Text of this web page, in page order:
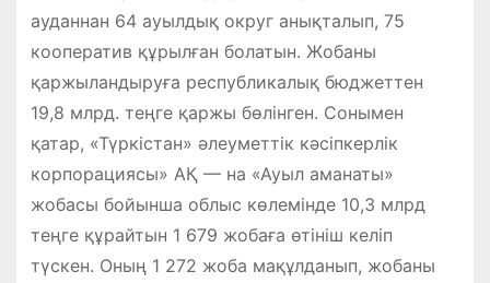
ауданнан 64 ауылдық округ анықталып, 75
кооператив құрылған болатын. Жобаны
қаржыландыруға республикалық бюджеттен
19,8 млрд. теңге қаржы бөлінген. Сонымен
қатар, «Түркістан» әлеуметтік кәсіпкерлік
корпорациясы» АҚ — на «Ауыл аманаты»
жобасы бойынша облыс көлемінде 10,3 млрд
теңге құрайтын 1 679 жобаға өтініш келіп
түскен. Оның 1 272 жоба мақұлданып, жобаны